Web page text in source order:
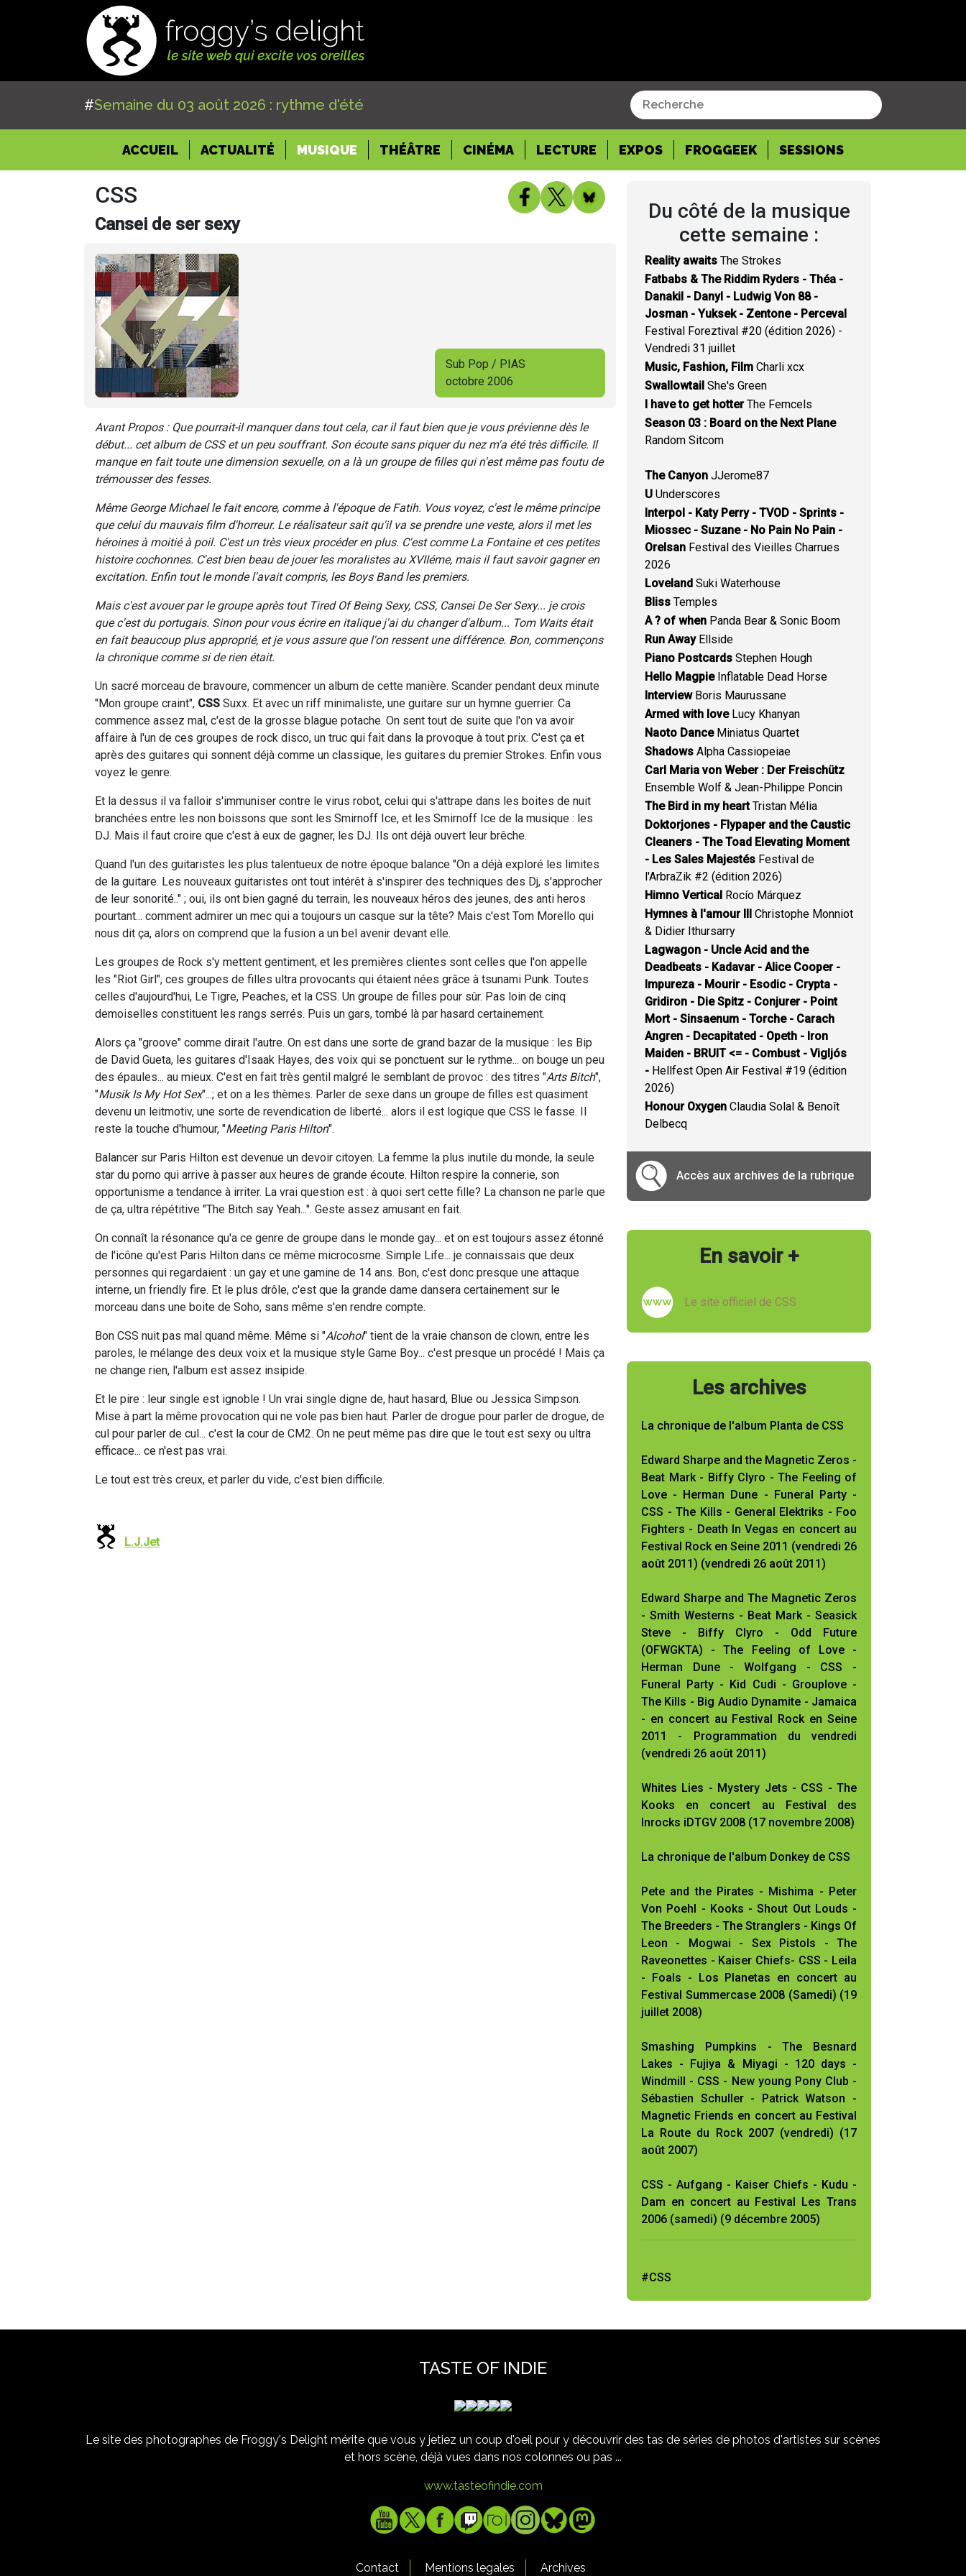
#Semaine du 03 août 2026 : rythme d'été
ACCUEIL(CURRENT)
ACTUALITÉ MUSIQUE THÉÂTRE CINÉMA LECTURE EXPOS FROGGEEK SESSIONS
CSS
Cansei de ser sexy
Sub Pop / PIAS
octobre 2006
Avant Propos : Que pourrait-il manquer dans tout cela, car il faut bien que je vous prévienne dès le
début... cet album de CSS et un peu souffrant. Son écoute sans piquer du nez m'a été très difficile. Il
manque en fait toute une dimension sexuelle, on a là un groupe de filles qui n'est même pas foutu de
trémousser des fesses.
Même George Michael le fait encore, comme à l'époque de Fatih. Vous voyez, c'est le même principe
que celui du mauvais film d'horreur. Le réalisateur sait qu'il va se prendre une veste, alors il met les
héroines à moitié à poil. C'est un très vieux procéder en plus. C'est comme La Fontaine et ces petites
histoire cochonnes. C'est bien beau de jouer les moralistes au XVIIéme, mais il faut savoir gagner en
excitation. Enfin tout le monde l'avait compris, les Boys Band les premiers.
Mais c'est avouer par le groupe après tout Tired Of Being Sexy, CSS, Cansei De Ser Sexy... je crois
que c'est du portugais. Sinon pour vous écrire en italique j'ai du changer d'album... Tom Waits était
en fait beaucoup plus approprié, et je vous assure que l'on ressent une différence. Bon, commençons
la chronique comme si de rien était.
Un sacré morceau de bravoure, commencer un album de cette manière. Scander pendant deux minute
"Mon groupe craint", CSS Suxx. Et avec un riff minimaliste, une guitare sur un hymne guerrier. Ca
commence assez mal, c'est de la grosse blague potache. On sent tout de suite que l'on va avoir
affaire à l'un de ces groupes de rock disco, un truc qui fait dans la provoque à tout prix. C'est ça et
après des guitares qui sonnent déjà comme un classique, les guitares du premier Strokes. Enfin vous
voyez le genre.
Et la dessus il va falloir s'immuniser contre le virus robot, celui qui s'attrape dans les boites de nuit
branchées entre les non boissons que sont les Smirnoff Ice, et les Smirnoff Ice de la musique : les
DJ. Mais il faut croire que c'est à eux de gagner, les DJ. Ils ont déjà ouvert leur brêche.
Quand l'un des guitaristes les plus talentueux de notre époque balance "On a déjà exploré les limites
de la guitare. Les nouveaux guitaristes ont tout intérêt à s'inspirer des techniques des Dj, s'approcher
de leur sonorité.." ; oui, ils ont bien gagné du terrain, les nouveaux héros des jeunes, des anti heros
pourtant... comment admirer un mec qui a toujours un casque sur la tête? Mais c'est Tom Morello qui
nous dit ça, alors on comprend que la fusion a un bel avenir devant elle.
Les groupes de Rock s'y mettent gentiment, et les premières clientes sont celles que l'on appelle
les "Riot Girl", ces groupes de filles ultra provocants qui étaient nées grâce à tsunami Punk. Toutes
celles d'aujourd'hui, Le Tigre, Peaches, et la CSS. Un groupe de filles pour sûr. Pas loin de cinq
demoiselles constituent les rangs serrés. Puis un gars, tombé là par hasard certainement.
Alors ça "groove" comme dirait l'autre. On est dans une sorte de grand bazar de la musique : les Bip
de David Gueta, les guitares d'Isaak Hayes, des voix qui se ponctuent sur le rythme... on bouge un peu
des épaules... au mieux. C'est en fait très gentil malgré le semblant de provoc : des titres "Arts Bitch",
"Musik Is My Hot Sex"...; et on a les thèmes. Parler de sexe dans un groupe de filles est quasiment
devenu un leitmotiv, une sorte de revendication de liberté... alors il est logique que CSS le fasse. Il
reste la touche d'humour, "Meeting Paris Hilton".
Balancer sur Paris Hilton est devenue un devoir citoyen. La femme la plus inutile du monde, la seule
star du porno qui arrive à passer aux heures de grande écoute. Hilton respire la connerie, son
opportunisme a tendance à irriter. La vrai question est : à quoi sert cette fille? La chanson ne parle que
de ça, ultra répétitive "The Bitch say Yeah...". Geste assez amusant en fait.
On connaît la résonance qu'a ce genre de groupe dans le monde gay... et on est toujours assez étonné
de l'icône qu'est Paris Hilton dans ce même microcosme. Simple Life... je connaissais que deux
personnes qui regardaient : un gay et une gamine de 14 ans. Bon, c'est donc presque une attaque
interne, un friendly fire. Et le plus drôle, c'est que la grande dame dansera certainement sur le
morceau dans une boite de Soho, sans même s'en rendre compte.
Bon CSS nuit pas mal quand même. Même si "Alcohol" tient de la vraie chanson de clown, entre les
paroles, le mélange des deux voix et la musique style Game Boy... c'est presque un procédé ! Mais ça
ne change rien, l'album est assez insipide.
Et le pire : leur single est ignoble ! Un vrai single digne de, haut hasard, Blue ou Jessica Simpson.
Mise à part la même provocation qui ne vole pas bien haut. Parler de drogue pour parler de drogue, de
cul pour parler de cul... c'est la cour de CM2. On ne peut même pas dire que le tout est sexy ou ultra
efficace... ce n'est pas vrai.
Le tout est très creux, et parler du vide, c'est bien difficile.
L.J.Jet
Du côté de la musique
cette semaine :
Reality awaits The Strokes
Fatbabs & The Riddim Ryders - Théa -
Danakil - Danyl - Ludwig Von 88 -
Josman - Yuksek - Zentone - Perceval
Festival Foreztival #20 (édition 2026) -
Vendredi 31 juillet
Music, Fashion, Film Charli xcx
Swallowtail She's Green
I have to get hotterThe Femcels
Season 03 : Board on the Next Plane
Random Sitcom
The Canyon JJerome87
U Underscores
Interpol - Katy Perry - TVOD - Sprints -
Miossec - Suzane - No Pain No Pain -
Orelsan Festival des Vieilles Charrues
2026
Loveland Suki Waterhouse
Bliss Temples
A ? of when Panda Bear & Sonic Boom
Run AwayEllside
Piano Postcards Stephen Hough
Hello MagpieInflatable Dead Horse
InterviewBoris Maurussane
Armed with loveLucy Khanyan
Naoto DanceMiniatus Quartet
Shadows Alpha Cassiopeiae
Carl Maria von Weber : Der Freischütz
Ensemble Wolf & Jean-Philippe Poncin
The Bird in my heartTristan Mélia
Doktorjones - Flypaper and the Caustic
Cleaners - The Toad Elevating Moment
- Les Sales Majestés Festival de
l'ArbraZik #2 (édition 2026)
Himno Vertical Rocío Márquez
Hymnes à l'amour III Christophe Monniot
& Didier Ithursarry
Lagwagon - Uncle Acid and the
Deadbeats - Kadavar - Alice Cooper -
Impureza - Mourir - Esodic - Crypta -
Gridiron - Die Spitz - Conjurer - Point
Mort - Sinsaenum - Torche - Carach
Angren - Decapitated - Opeth - Iron
Maiden - BRUIT <= - Combust - Vigljós
- Hellfest Open Air Festival #19 (édition
2026)
Honour Oxygen Claudia Solal & Benoît
Delbecq
Accès aux archives de la rubrique
En savoir +
Le site officiel de CSS
Les archives
La chronique de l'album Planta de CSS
Edward Sharpe and the Magnetic Zeros -
Beat Mark - Biffy Clyro - The Feeling of
Love - Herman Dune - Funeral Party -
CSS - The Kills - General Elektriks - Foo
Fighters - Death In Vegas en concert au
Festival Rock en Seine 2011 (vendredi 26
août 2011) (vendredi 26 août 2011)
Edward Sharpe and The Magnetic Zeros
- Smith Westerns - Beat Mark - Seasick
Steve - Biffy Clyro - Odd Future
(OFWGKTA) - The Feeling of Love -
Herman Dune - Wolfgang - CSS -
Funeral Party - Kid Cudi - Grouplove -
The Kills - Big Audio Dynamite - Jamaica
- en concert au Festival Rock en Seine
2011 - Programmation du vendredi
(vendredi 26 août 2011)
Whites Lies - Mystery Jets - CSS - The
Kooks en concert au Festival des
Inrocks iDTGV 2008 (17 novembre 2008)
La chronique de l'album Donkey de CSS
Pete and the Pirates - Mishima - Peter
Von Poehl - Kooks - Shout Out Louds -
The Breeders - The Stranglers - Kings Of
Leon - Mogwai - Sex Pistols - The
Raveonettes - Kaiser Chiefs- CSS - Leila
- Foals - Los Planetas en concert au
Festival Summercase 2008 (Samedi) (19
juillet 2008)
Smashing Pumpkins - The Besnard
Lakes - Fujiya & Miyagi - 120 days -
Windmill - CSS - New young Pony Club -
Sébastien Schuller - Patrick Watson -
Magnetic Friends en concert au Festival
La Route du Rock 2007 (vendredi) (17
août 2007)
CSS - Aufgang - Kaiser Chiefs - Kudu -
Dam en concert au Festival Les Trans
2006 (samedi) (9 décembre 2005)
#CSS
TASTE OF INDIE
Le site des photographes de Froggy's Delight mérite que vous y jetiez un coup d'oeil pour y découvrir des tas de séries de photos d'artistes sur scènes
et hors scène, déjà vues dans nos colonnes ou pas ...
www.tasteofindie.com
Contact Mentions legales Archives